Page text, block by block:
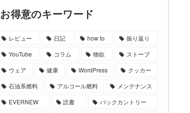
お得意のキーワード
レビュー 日記 how to
振り返り
YouTube
コラム 物欲
ストーブ
ウェア
健康 WordPress
クッカー
石油系燃料
アルコール燃料
メンテナンス
EVERNEW
読書
バックカントリー